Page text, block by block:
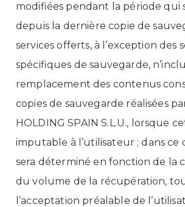
modifiées pendant la période qui
depuis la dernière copie de
services offerts, à l’exception des
spécifiques de sauvegarde,
remplacement des contenus
copies de sauvegarde réalisées
HOLDING SPAIN S.L.U., lorsque
imputable à l’utilisateur ; dans ce
sera déterminé en fonction de la
du volume de la récupération,
l’acceptation préalable de